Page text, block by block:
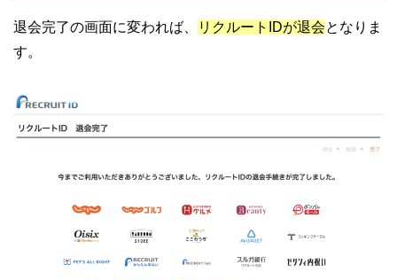
退会完了の画面に変われば、 リクルートIDが退会となりま
す。